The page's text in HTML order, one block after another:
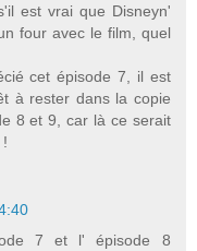
est vrai que Disneyn'
four avec le film, quel
cet épisode 7, il est
à rester dans la copie
8 et 9, car là ce serait
7 et l' épisode 8